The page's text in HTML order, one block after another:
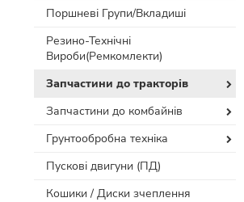
Поршневі Групи/Вкладиші
Резино-Технічні
Вироби(Ремкомлекти)
Запчастини до тракторів
Запчастини до комбайнів
Грунтообробна техніка
Пускові двигуни (ПД)
Кошики / Диски зчеплення